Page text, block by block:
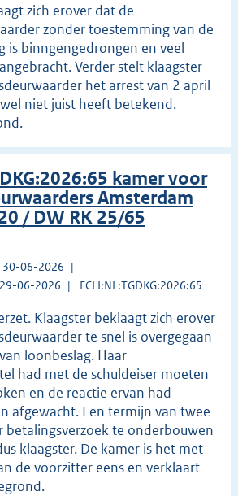
zich erover dat de
zonder toestemming van de
is binngengedrongen en veel
Verder stelt klaagster
het arrest van 2 april
niet juist heeft betekend.
kamer voor
Amsterdam
/ DW RK 25/65
30-06-2026
06-2026
ECLI:NL:TGDKG:2026:65
Klaagster beklaagt zich erover
te snel is overgegaan
loonbeslag. Haar
had met de schuldeiser moeten
en de reactie ervan had
afgewacht. Een termijn van twee
betalingsverzoek te onderbouwen
klaagster. De kamer is het met
de voorzitter eens en verklaart